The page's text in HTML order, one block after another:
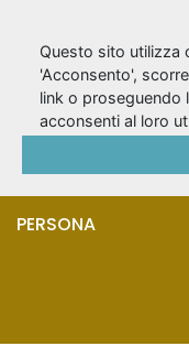
G.
PERSONA
Questo sito utilizza
'Acconsento',
link o proseguendo
acconsenti al loro